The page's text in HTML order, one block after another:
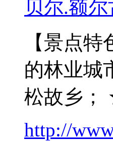
【景点
的林业城
松故乡
http://